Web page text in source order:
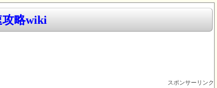
略wiki
スポンサーリンク